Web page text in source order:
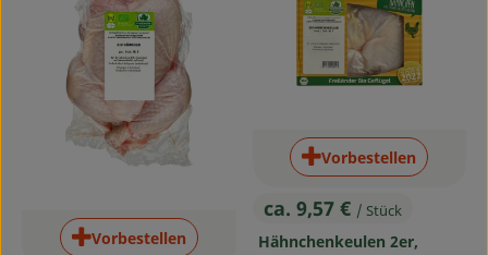
Vorbestellen
, Preis:
ca. 9,57 € / Stück
Hähnchenkeulen 2er,
Vorbestellen